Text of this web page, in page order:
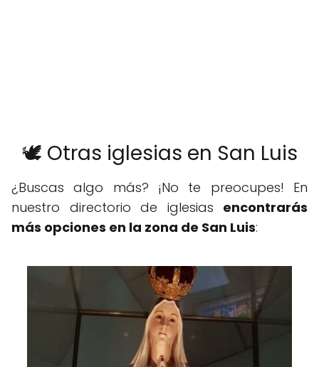
🕊️ Otras iglesias en San Luis
¿Buscas algo más? ¡No te preocupes! En
nuestro directorio de iglesias encontrarás
más opciones en la zona de San Luis: